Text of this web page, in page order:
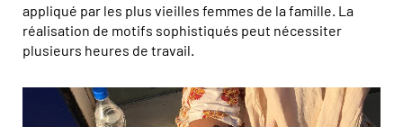
appliqué par les plus vieilles femmes de la famille. La
réalisation de motifs sophistiqués peut nécessiter
plusieurs heures de travail.